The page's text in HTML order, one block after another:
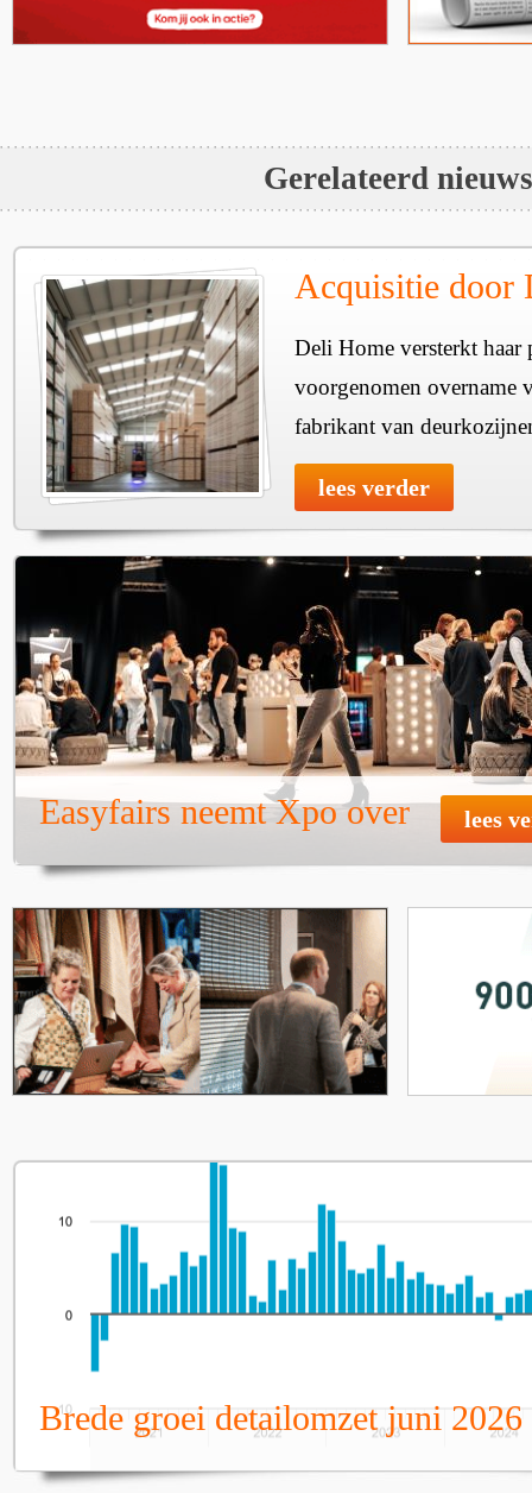
Gerelateerd nieuws
Acquisitie door
Deli Home versterkt haar
voorgenomen overname
fabrikant van
lees verder
Easyfairs neemt Xpo over lees
Brede groei detailomzet juni 2026